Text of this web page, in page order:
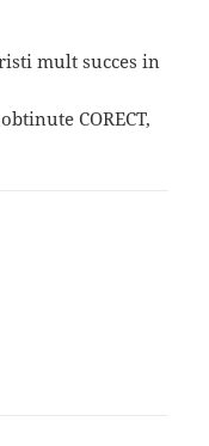
mult succes in
CORECT,